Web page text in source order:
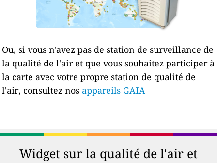
Ou, si vous n'avez pas de station de surveillance de
la qualité de l'air et que vous souhaitez participer à
la carte avec votre propre station de qualité de
l'air, consultez nos appareils GAIA
Widget sur la qualité de l'air et